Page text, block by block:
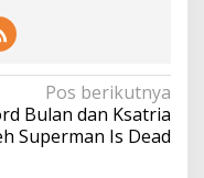
Pos berikutnya
Bulan dan Ksatria
Superman Is Dead